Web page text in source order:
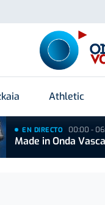
Athletic
EN DIRECTO 00:00 -
Made in Onda Vasca